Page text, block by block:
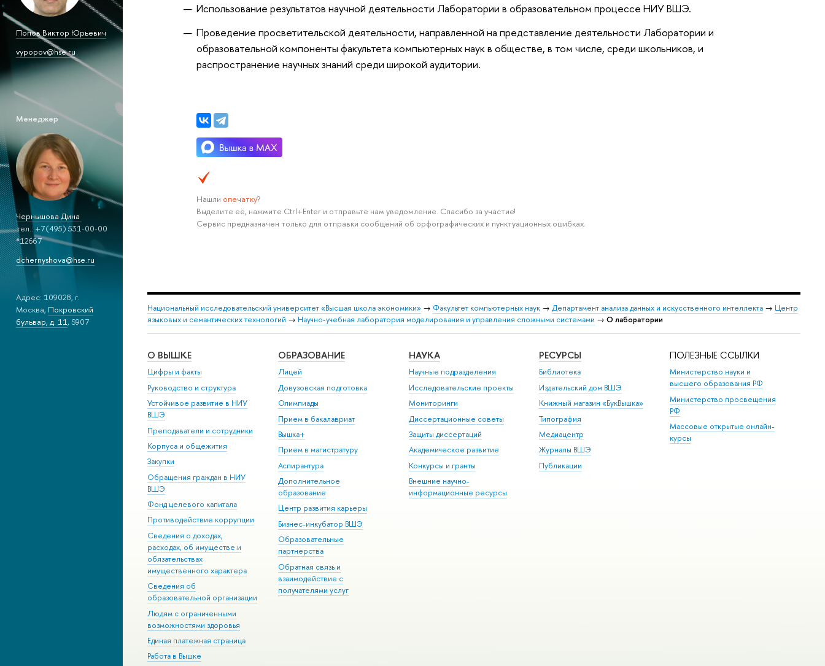
Попов Виктор Юрьевич
vypopov@hse.ru
Менеджер
Чернышова Дина
тел.: +7(495) 531-00-00
*12667
dchernyshova@hse.ru
Адрес: 109028, г.
Москва, Покровский
бульвар, д. 11, S907
Использование результатов научной деятельности Лаборатории в образовательном процессе НИУ ВШЭ.
Проведение просветительской деятельности, направленной на представление деятельности Лаборатории и
образовательной компоненты факультета компьютерных наук в обществе, в том числе, среди школьников, и
распространение научных знаний среди широкой аудитории.
Нашли опечатку?
Выделите её, нажмите Ctrl+Enter и отправьте нам уведомление. Спасибо за участие!
Сервис предназначен только для отправки сообщений об орфографических и пунктуационных ошибках.
Национальный исследовательский университет «Высшая школа экономики» → Факультет компьютерных наук → Департамент анализа данных и искусственного интеллекта → Центр
языковых и семантических технологий → Научно-учебная лаборатория моделирования и управления сложными системами → О лаборатории
О ВЫШКЕ
Цифры и факты
Руководство и структура
Устойчивое развитие в НИУ
ВШЭ
Преподаватели и сотрудники
Корпуса и общежития
Закупки
Обращения граждан в НИУ
ВШЭ
Фонд целевого капитала
Противодействие коррупции
Сведения о доходах,
расходах, об имуществе и
обязательствах
имущественного характера
Сведения об
образовательной организации
Людям с ограниченными
возможностями здоровья
Единая платежная страница
Работа в Вышке
ОБРАЗОВАНИЕ
Лицей
Довузовская подготовка
Олимпиады
Прием в бакалавриат
Вышка+
Прием в магистратуру
Аспирантура
Дополнительное
образование
Центр развития карьеры
Бизнес-инкубатор ВШЭ
Образовательные
партнерства
Обратная связь и
взаимодействие с
получателями услуг
НАУКА
Научные подразделения
Исследовательские проекты
Мониторинги
Диссертационные советы
Защиты диссертаций
Академическое развитие
Конкурсы и гранты
Внешние научно-
информационные ресурсы
РЕСУРСЫ
Библиотека
Издательский дом ВШЭ
Книжный магазин «БукВышка»
Типография
Медиацентр
Журналы ВШЭ
Публикации
ПОЛЕЗНЫЕ ССЫЛКИ
Министерство науки и
высшего образования РФ
Министерство просвещения
РФ
Массовые открытые онлайн-
курсы